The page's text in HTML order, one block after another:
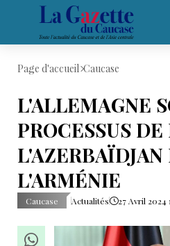
Page d'accueil Caucase
L'ALLEMAGNE
PROCESSUS
L'AZERBAÏDJAN
L'ARMÉNIE
Caucase Actualités 27 Avril 2024